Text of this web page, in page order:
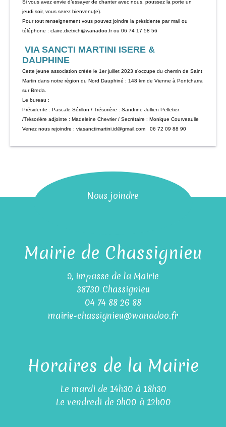
Si vous avez envie d’essayer de chanter avec nous, poussez la porte un
jeudi soir, vous serez bienvenu(e).
Pour tout renseignement vous pouvez joindre la présidente par mail ou
téléphone : claire.dietrich@wanadoo.fr ou 06 74 17 58 56
VIA SANCTI MARTINI ISERE &
DAUPHINE
Cette jeune association créée le 1er juillet 2023 s’occupe du chemin de Saint
Martin dans notre région du Nord Dauphiné : 148 km de Vienne à Pontcharra
sur Breda.
Le bureau :
Présidente : Pascale Sérillon / Trésorière : Sandrine Jullien Pelletier
/Trésorière adjointe : Madeleine Chevrier / Secrétaire : Monique Courveaulle
Venez nous rejoindre : viasanctimartini.id@gmail.com 06 72 09 88 90
Nous joindre
Mairie de Chassignieu
9, impasse de la Mairie
38730 Chassignieu
04 74 88 26 88
mairie-chassignieu@wanadoo.fr
Horaires de la Mairie
Le mardi de 14h30 à 18h30
Le vendredi de 9h00 à 12h00